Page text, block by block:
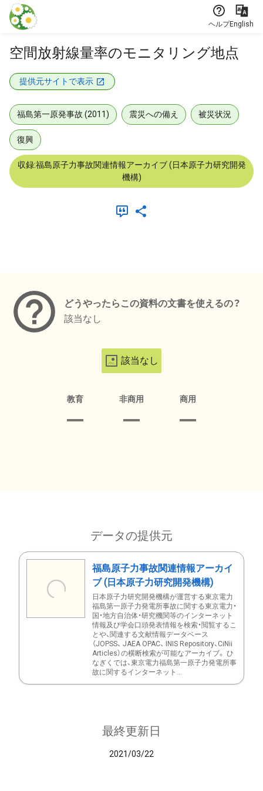
本文に飛ぶ
ヘルプEnglish
空間放射線量率のモニタリング地点
提供元サイトで表示
福島第一原発事故 (2011) 震災への備え 被災状況
復興
収録:福島原子力事故関連情報アーカイブ (日本原子力研究開発
機構)
どうやったらこの資料の文書を使えるの？
該当なし
該当なし
教育 非商用 商用
データの提供元
福島原子力事故関連情報アーカイ
ブ (日本原子力研究開発機構)
日本原子力研究開発機構が運営する東京電力
福島第一原子力発電所事故に関する東京電力・
国・地方自治体・研究機関等のインターネット
情報及び学会口頭発表情報を検索・閲覧するこ
とや、関連する文献情報データベース
（JOPSS、 JAEA OPAC、 INIS Repository、CiNii
Articles）の横断検索が可能なアーカイブ。 ひ
なぎくでは、東京電力福島第一原子力発電所事
故に関するインターネット...
最終更新日
2021/03/22